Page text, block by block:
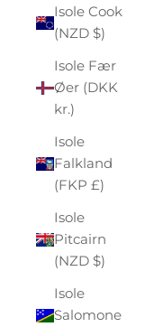
Isole Cook
(NZD $)
Isole Fær
Øer (DKK
kr.)
Isole
Falkland
(FKP £)
Isole
Pitcairn
(NZD $)
Isole
Salomone